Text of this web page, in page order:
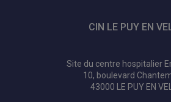
CIN LE PUY EN
Site du centre hospitalier
10, boulevard
43000 LE PUY EN